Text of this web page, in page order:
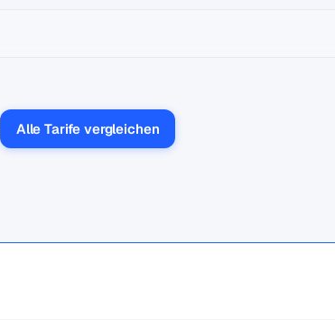
Alle Tarife vergleichen